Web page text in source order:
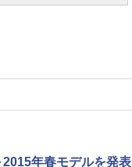
2015年春モデルを発表